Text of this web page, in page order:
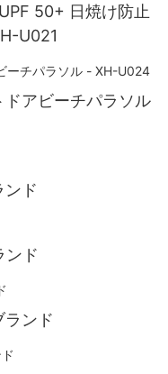
50+ 日焼け防止
U021
アビーチパラソル
ンド
ンド
ンド